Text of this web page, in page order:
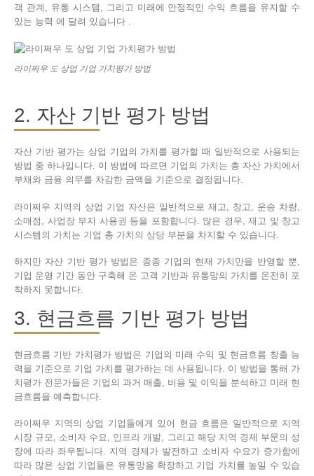
객 관계, 유통 시스템, 그리고 미래에 안정적인 수익 흐름을 유지할 수
있는 능력 에 달려 있습니다 .
라이쩌우 도 상업 기업 가치평가 방법
2. 자산 기반 평가 방법
자산 기반 평가는 상업 기업의 가치를 평가할 때 일반적으로 사용되는
방법 중 하나입니다. 이 방법에 따르면 기업의 가치는 총 자산 가치에서
부채와 금융 의무를 차감한 금액을 기준으로 결정됩니다.
라이쩌우 지역의 상업 기업 자산은 일반적으로 재고, 창고, 운송 차량,
소매점, 사업장 부지 사용권 등을 포함합니다. 많은 경우, 재고 및 창고
시스템의 가치는 기업 총 가치의 상당 부분을 차지할 수 있습니다.
하지만 자산 기반 평가 방법은 종종 기업의 현재 가치만을 반영할 뿐,
기업 운영 기간 동안 구축해 온 고객 기반과 유통망의 가치를 온전히 포
착하지 못합니다.
3. 현금흐름 기반 평가 방법
현금흐름 기반 가치평가 방법은 기업의 미래 수익 및 현금흐름 창출 능
력을 기준으로 기업 가치를 평가하는 데 사용됩니다. 이 방법을 통해 가
치평가 전문가들은 기업의 과거 매출, 비용 및 이익을 분석하고 미래 현
금흐름을 예측합니다.
라이쩌우 지역의 상업 기업들에게 있어 현금 흐름은 일반적으로 지역
시장 규모, 소비자 수요, 인프라 개발, 그리고 해당 지역 경제 부문의 성
장에 따라 좌우됩니다. 지역 경제가 발전하고 소비자 수요가 증가함에
따라 많은 상업 기업들은 유통망을 확장하고 기업 가치를 높일 수 있습